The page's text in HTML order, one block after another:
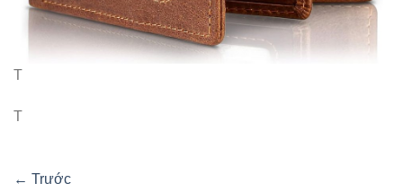
T
T
← Trước